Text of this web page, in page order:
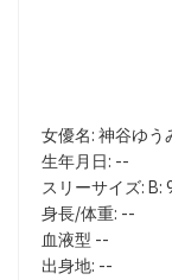
女優名: 神谷ゆう
生年月日: --
スリーサイズ: B:
身長/体重: --
血液型 --
出身地: --